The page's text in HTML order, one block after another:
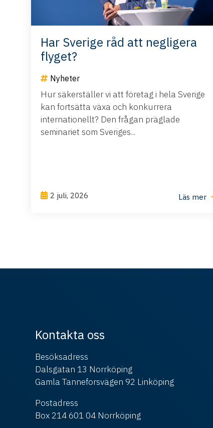
Har Sverige råd att negligera
flyget?
Nyheter
Hur säkerställer vi att företag i hela Sverige
kan fortsätta växa och konkurrera
internationellt? Den frågan präglade
seminariet som Sveriges...
2 juli, 2026 Läs mer
Kontakta oss
Besöksadress
Dalsgatan 13 Norrköping
Gamla Tanneforsvägen 92 Linköping
Postadress
Box 214 601 04 Norrköping